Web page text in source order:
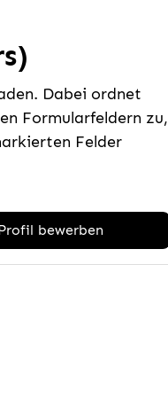
Dabei ordnet
Formularfeldern zu,
Felder
bewerben